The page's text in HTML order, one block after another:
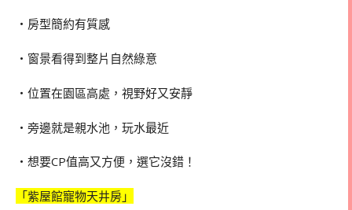
・房型簡約有質感
・窗景看得到整片自然綠意
・位置在園區高處，視野好又安靜
・旁邊就是親水池，玩水最近
・想要CP值高又方便，選它沒錯！
「紫屋館寵物天井房」